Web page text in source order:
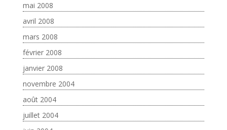
mai 2008
avril 2008
mars 2008
février 2008
janvier 2008
novembre 2004
août 2004
juillet 2004